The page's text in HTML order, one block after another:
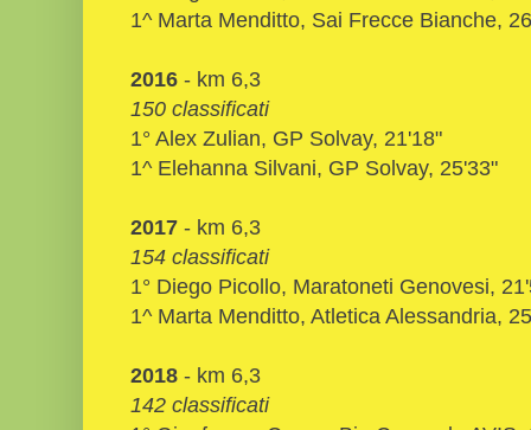
1^ Marta Menditto, Sai Frecce Bianche,
2016 - km 6,3
150 classificati
1° Alex Zulian, GP Solvay, 21'18"
1^ Elehanna Silvani, GP Solvay, 25'33"
2017 - km 6,3
154 classificati
1° Diego Picollo, Maratoneti Genovesi,
1^ Marta Menditto, Atletica Alessandria,
2018 - km 6,3
142 classificati